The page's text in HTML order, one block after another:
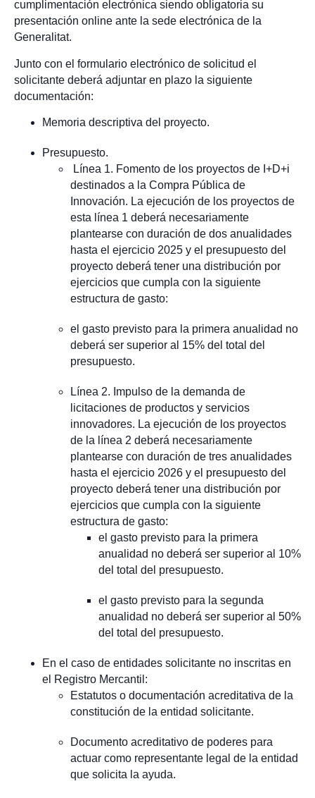
cumplimentación electrónica siendo obligatoria su
presentación online ante la sede electrónica de la
Generalitat.
Junto con el formulario electrónico de solicitud el
solicitante deberá adjuntar en plazo la siguiente
documentación:
Memoria descriptiva del proyecto.
Presupuesto.
Línea 1. Fomento de los proyectos de I+D+i
destinados a la Compra Pública de
Innovación. La ejecución de los proyectos de
esta línea 1 deberá necesariamente
plantearse con duración de dos anualidades
hasta el ejercicio 2025 y el presupuesto del
proyecto deberá tener una distribución por
ejercicios que cumpla con la siguiente
estructura de gasto:
el gasto previsto para la primera anualidad no
deberá ser superior al 15% del total del
presupuesto.
Línea 2. Impulso de la demanda de
licitaciones de productos y servicios
innovadores. La ejecución de los proyectos
de la línea 2 deberá necesariamente
plantearse con duración de tres anualidades
hasta el ejercicio 2026 y el presupuesto del
proyecto deberá tener una distribución por
ejercicios que cumpla con la siguiente
estructura de gasto:
el gasto previsto para la primera
anualidad no deberá ser superior al 10%
del total del presupuesto.
el gasto previsto para la segunda
anualidad no deberá ser superior al 50%
del total del presupuesto.
En el caso de entidades solicitante no inscritas en
el Registro Mercantil:
Estatutos o documentación acreditativa de la
constitución de la entidad solicitante.
Documento acreditativo de poderes para
actuar como representante legal de la entidad
que solicita la ayuda.